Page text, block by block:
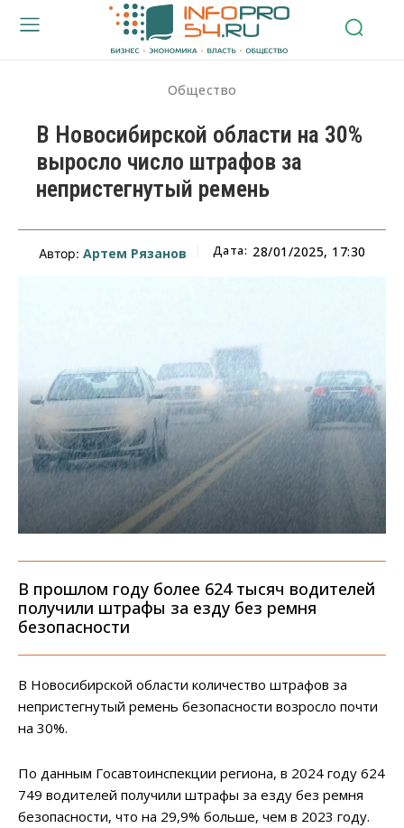
Общество
В Новосибирской области на 30%
выросло число штрафов за
непристегнутый ремень
Автор: Артем Рязанов Дата: 28/01/2025, 17:30
В прошлом году более 624 тысяч водителей
получили штрафы за езду без ремня
безопасности
В Новосибирской области количество штрафов за
непристегнутый ремень безопасности возросло почти
на 30%.
По данным Госавтоинспекции региона, в 2024 году 624
749 водителей получили штрафы за езду без ремня
безопасности, что на 29,9% больше, чем в 2023 году.